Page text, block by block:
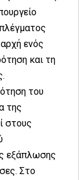
ενός
και τη
του
της
στους
εξάπλωσης
Στο